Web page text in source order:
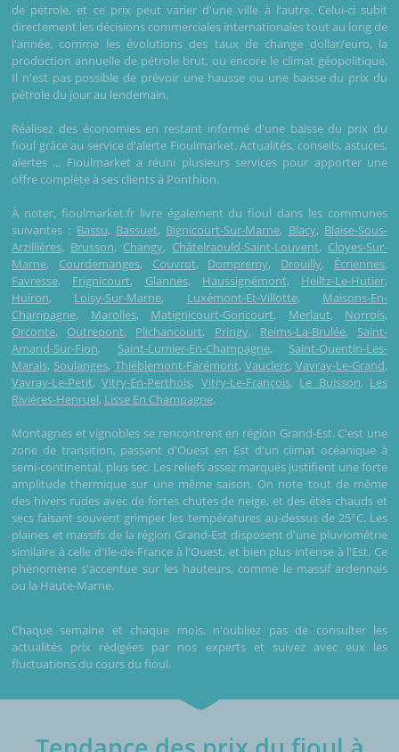
de pétrole, et ce prix peut varier d'une ville à l'autre. Celui-ci subit
directement les décisions commerciales internationales tout au long de
l'année, comme les évolutions des taux de change dollar/euro, la
production annuelle de pétrole brut, ou encore le climat géopolitique.
Il n'est pas possible de prévoir une hausse ou une baisse du prix du
pétrole du jour au lendemain.
Réalisez des économies en restant informé d'une baisse du prix du
fioul grâce au service d'alerte Fioulmarket. Actualités, conseils, astuces,
alertes ... Fioulmarket a réuni plusieurs services pour apporter une
offre complète à ses clients à Ponthion.
À noter, fioulmarket.fr livre également du fioul dans les communes
suivantes : Bassu, Bassuet, Bignicourt-Sur-Marne, Blacy, Blaise-Sous-
Arzillières, Brusson, Changy, Châtelraould-Saint-Louvent, Cloyes-Sur-
Marne, Courdemanges, Couvrot, Dompremy, Drouilly, Écriennes,
Favresse, Frignicourt, Glannes, Haussignémont, Heiltz-Le-Hutier,
Huiron, Loisy-Sur-Marne, Luxémont-Et-Villotte, Maisons-En-
Champagne, Marolles, Matignicourt-Goncourt, Merlaut, Norrois,
Orconte, Outrepont, Plichancourt, Pringy, Reims-La-Brulée, Saint-
Amand-Sur-Fion, Saint-Lumier-En-Champagne, Saint-Quentin-Les-
Marais, Soulanges, Thiéblemont-Farémont, Vauclerc, Vavray-Le-Grand,
Vavray-Le-Petit,Vitry-En-Perthois, Vitry-Le-François, Le Buisson, Les
Rivières-Henruel, Lisse En Champagne.
Montagnes et vignobles se rencontrent en région Grand-Est. C'est une
zone de transition, passant d'Ouest en Est d'un climat océanique à
semi-continental, plus sec. Les reliefs assez marqués justifient une forte
amplitude thermique sur une même saison. On note tout de même
des hivers rudes avec de fortes chutes de neige, et des étés chauds et
secs faisant souvent grimper les températures au-dessus de 25°C. Les
plaines et massifs de la région Grand-Est disposent d'une pluviométrie
similaire à celle d'Ile-de-France à l'Ouest, et bien plus intense à l'Est. Ce
phénomène s'accentue sur les hauteurs, comme le massif ardennais
ou la Haute-Marne.
Chaque semaine et chaque mois, n'oubliez pas de consulter les
actualités prix rédigées par nos experts et suivez avec eux les
fluctuations du cours du fioul.